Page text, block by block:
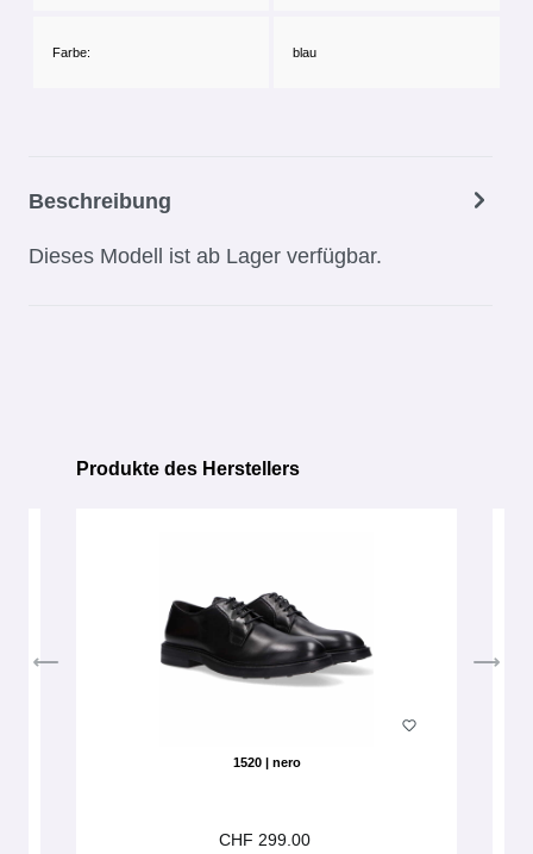
Farbe: blau
Beschreibung
Dieses Modell ist ab Lager verfügbar.
Produktgalerie überspringen
Produkte des Herstellers
1520 | nero
CHF 299.00